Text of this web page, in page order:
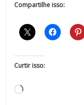
Compartilhe isso:
Curtir isso: